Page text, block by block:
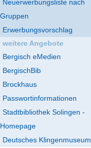
Neuerwerbungsliste nach
Gruppen
Erwerbungsvorschlag
weitere Angebote
Bergisch eMedien
BergischBib
Brockhaus
Passwortinformationen
Stadtbibliothek Solingen -
Homepage
Deutsches Klingenmuseum